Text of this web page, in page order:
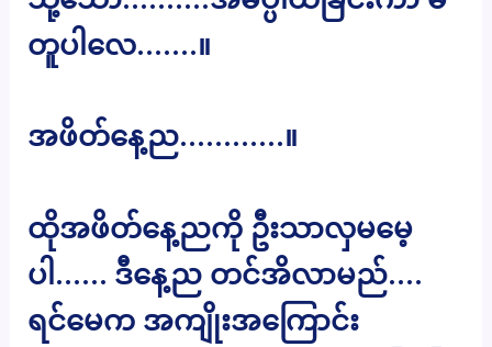
တူပါလေ…….။
အဖိတ်နေ့ည…………။
ထိုအဖိတ်နေ့ညကို ဦးသာလှမမေ့
ပါ…… ဒီနေ့ည တင်အိလာမည်….
ရင်မေက အကျိုးအကြောင်း